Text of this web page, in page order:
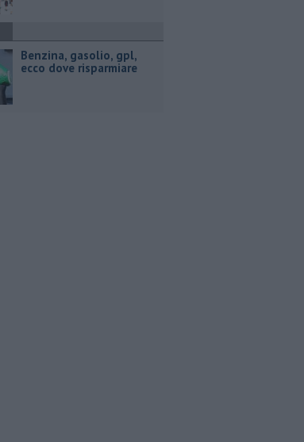
​Benzina, gasolio, gpl,
ecco dove risparmiare